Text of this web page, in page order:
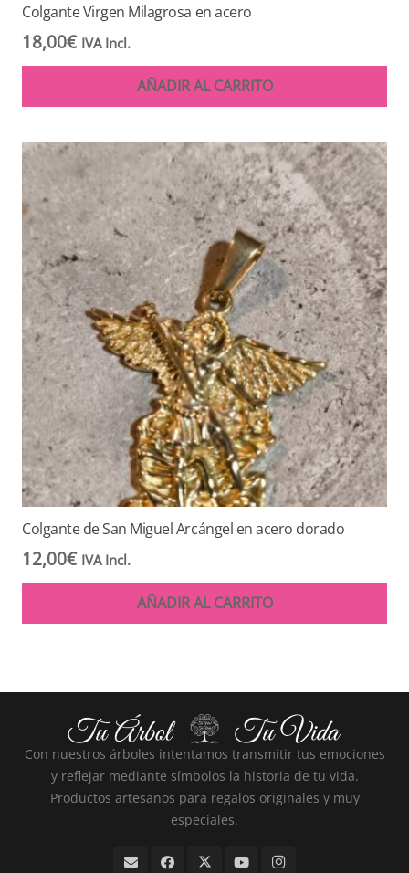
Colgante Virgen Milagrosa en acero
18,00€ IVA Incl.
AÑADIR AL CARRITO
Colgante de San Miguel Arcángel en acero dorado
12,00€ IVA Incl.
AÑADIR AL CARRITO
Con nuestros árboles intentamos transmitir tus emociones
y reflejar mediante símbolos la historia de tu vida.
Productos artesanos para regalos originales y muy
especiales.